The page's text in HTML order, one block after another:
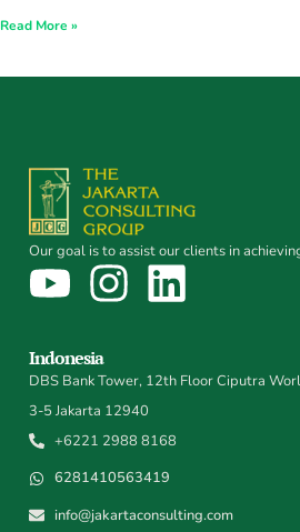
Read More »
Our goal is to assist our clients in
Indonesia
DBS Bank Tower, 12th Floor Ciputra
3-5 Jakarta 12940
+6221 2988 8168
6281410563419
info@jakartaconsulting.com